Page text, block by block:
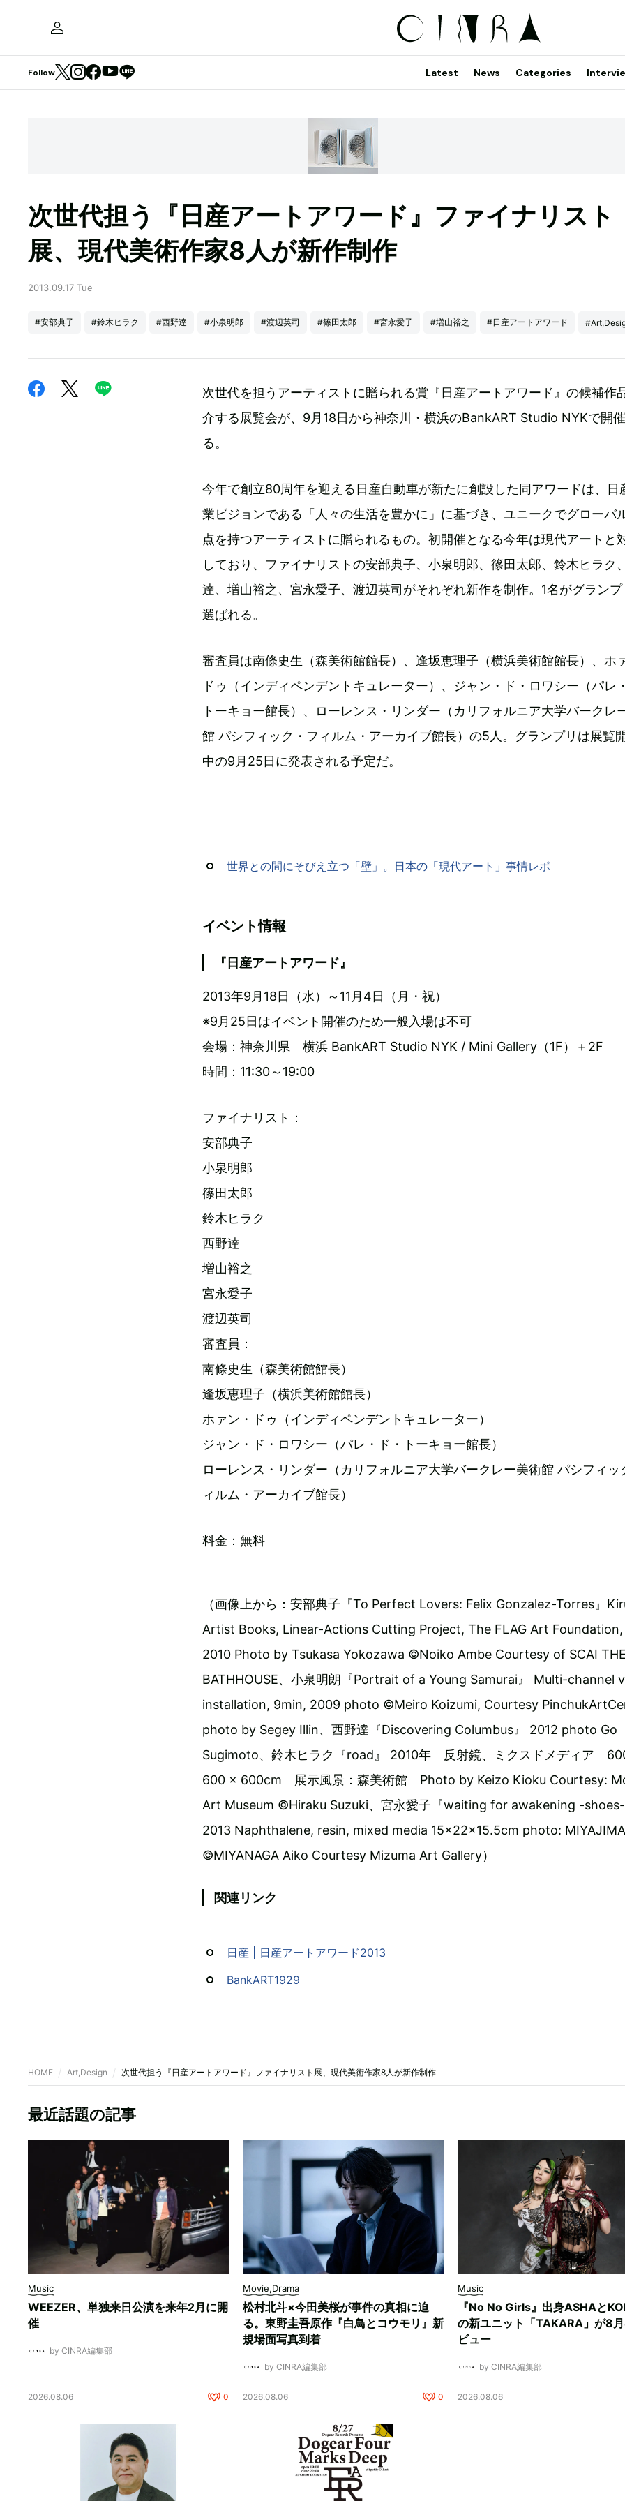
Follow Latest News Categories
次世代担う『日産アートアワード』ファイナリスト
展、現代美術作家8人が新作制作
2013.09.17 Tue
#安部典子 #鈴木ヒラク #西野達 #小泉明郎 #渡辺英司 #篠田太郎 #宮永愛子 #増山裕之 #日産アートアワード
次世代を担うアーティストに贈られる賞『日産アートアワード』の候補作
介する展覧会が、9月18日から神奈川・横浜のBankART Studio NYKで開
る。
今年で創立80周年を迎える日産自動車が新たに創設した同アワードは、日
業ビジョンである「人々の生活を豊かに」に基づき、ユニークでグローバ
点を持つアーティストに贈られるもの。初開催となる今年は現代アートと
しており、ファイナリストの安部典子、小泉明郎、篠田太郎、鈴木ヒラク
達、増山裕之、宮永愛子、渡辺英司がそれぞれ新作を制作。1名がグラン
選ばれる。
審査員は南條史生（森美術館館長）、逢坂恵理子（横浜美術館館長）、ホ
ドゥ（インディペンデントキュレーター）、ジャン・ド・ロワシー（パレ
トーキョー館長）、ローレンス・リンダー（カリフォルニア大学バークレ
館 パシフィック・フィルム・アーカイブ館長）の5人。グランプリは展覧
中の9月25日に発表される予定だ。
世界との間にそびえ立つ「壁」。日本の「現代アート」事情レポ
イベント情報
『日産アートアワード』
2013年9月18日（水）～11月4日（月・祝）
※9月25日はイベント開催のため一般入場は不可
会場：神奈川県 横浜 BankART Studio NYK / Mini Gallery（1F）＋2F
時間：11:30～19:00
ファイナリスト：
安部典子
小泉明郎
篠田太郎
鈴木ヒラク
西野達
増山裕之
宮永愛子
渡辺英司
審査員：
南條史生（森美術館館長）
逢坂恵理子（横浜美術館館長）
ホァン・ドゥ（インディペンデントキュレーター）
ジャン・ド・ロワシー（パレ・ド・トーキョー館長）
ローレンス・リンダー（カリフォルニア大学バークレー美術館 パシフィッ
ィルム・アーカイブ館長）
料金：無料
（画像上から：安部典子『To Perfect Lovers: Felix Gonzalez-Torres』
Artist Books, Linear-Actions Cutting Project, The FLAG Art
2010 Photo by Tsukasa Yokozawa ©Noiko Ambe Courtesy of SCAI
BATHHOUSE、小泉明朗『Portrait of a Young Samurai』 Multi-channel
installation, 9min, 2009 photo ©Meiro Koizumi, Courtesy
photo by Segey Illin、西野達『Discovering Columbus』 2012 photo Go
Sugimoto、鈴木ヒラク『road』 2010年 反射鏡、ミクスドメディア
600 x 600cm 展示風景：森美術館 Photo by Keizo Kioku Courtesy:
Art Museum ©Hiraku Suzuki、宮永愛子『waiting for awakening -
2013 Naphthalene, resin, mixed media 15x22x15.5cm photo:
©MIYANAGA Aiko Courtesy Mizuma Art Gallery）
関連リンク
日産 | 日産アートアワード2013
BankART1929
HOME Art,Design 次世代担う『日産アートアワード』ファイナリスト展、現代美術作家8人が新作制作
最近話題の記事
Music
WEEZER、単独来日公演を来年2月に開
催
by CINRA編集部
2026.08.06 0
Movie,Drama
松村北斗×今田美桜が事件の真相に迫
る。東野圭吾原作『白鳥とコウモリ』新
規場面写真到着
by CINRA編集部
2026.08.06 0
Music
『No No Girls』出身ASHAと
の新ユニット「TAKARA」が8
ビュー
by CINRA編集部
2026.08.06